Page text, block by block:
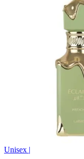
Unisex |